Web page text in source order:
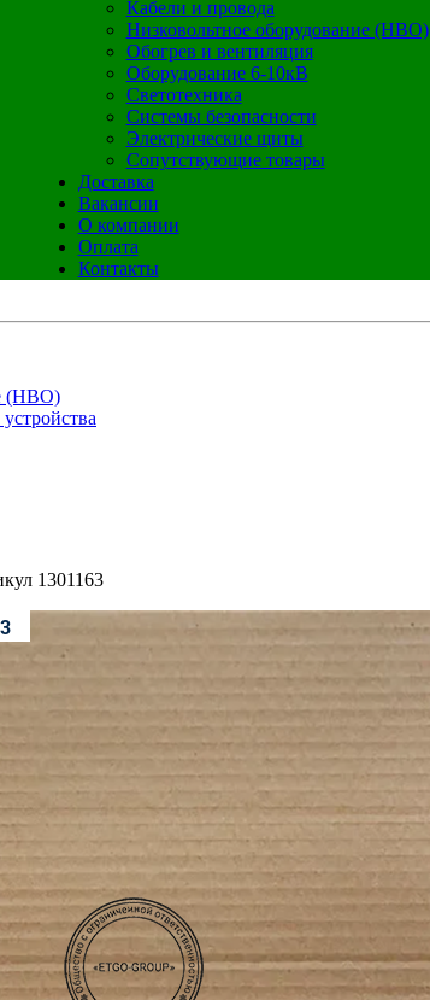
Кабели и провода
Низковольтное оборудование (НВО)
Обогрев и вентиляция
Оборудование 6-10кВ
Светотехника
Системы безопасности
Электрические щиты
Сопутствующие товары
Доставка
Вакансии
О компании
Оплата
Контакты
(НВО)
1301163